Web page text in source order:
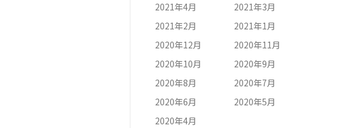
2021年4月
2021年3月
2021年2月
2021年1月
2020年12月
2020年11月
2020年10月
2020年9月
2020年8月
2020年7月
2020年6月
2020年5月
2020年4月